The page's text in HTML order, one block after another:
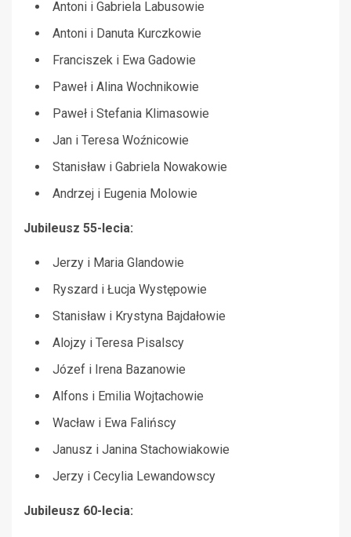
Antoni i Gabriela Labusowie
Antoni i Danuta Kurczkowie
Franciszek i Ewa Gadowie
Paweł i Alina Wochnikowie
Paweł i Stefania Klimasowie
Jan i Teresa Woźnicowie
Stanisław i Gabriela Nowakowie
Andrzej i Eugenia Molowie
Jubileusz 55-lecia:
Jerzy i Maria Glandowie
Ryszard i Łucja Występowie
Stanisław i Krystyna Bajdałowie
Alojzy i Teresa Pisalscy
Józef i Irena Bazanowie
Alfons i Emilia Wojtachowie
Wacław i Ewa Falińscy
Janusz i Janina Stachowiakowie
Jerzy i Cecylia Lewandowscy
Jubileusz 60-lecia: